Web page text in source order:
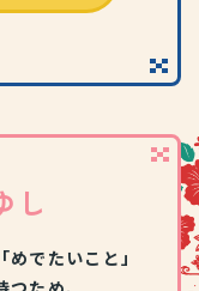
し
でたいこと」